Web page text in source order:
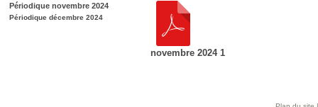
Périodique novembre 2024
Périodique décembre 2024
novembre 2024 1